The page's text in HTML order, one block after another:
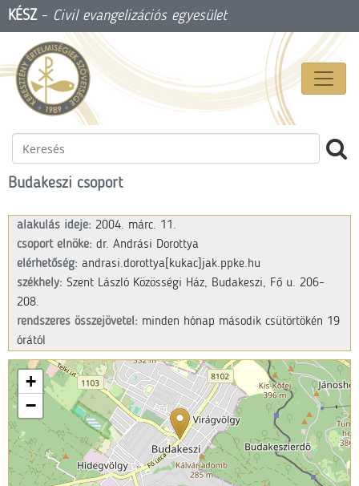
KÉSZ- Civil evangelizációs egyesület
Budakeszi csoport
alakulás ideje: 2004. márc. 11.
csoport elnöke: dr. Andrási Dorottya
elérhetőség: andrasi.dorottya [kukac]jak.ppke.hu
székhely: Szent László Közösségi Ház, Budakeszi, Fő u. 206–
208.
rendszeres összejövetel: minden hónap második csütörtökén 19
órától
+
−